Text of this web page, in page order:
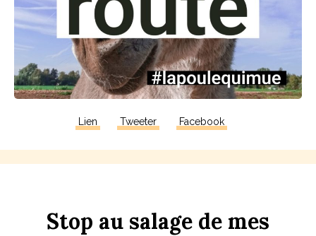
Lien Tweeter Facebook
Stop au salage de mes